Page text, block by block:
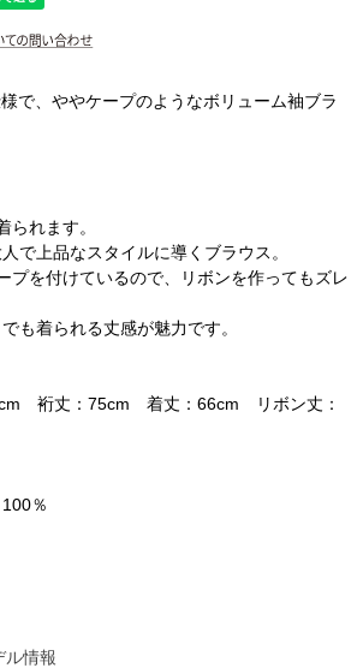
で、ややケープのようなボリューム袖ブラ
られます。
で上品なスタイルに導くブラウス。
プを付けているので、リボンを作ってもズレ
も着られる丈感が魅力です。
裄丈：75cm 着丈：66cm リボン丈：
％
ル情報